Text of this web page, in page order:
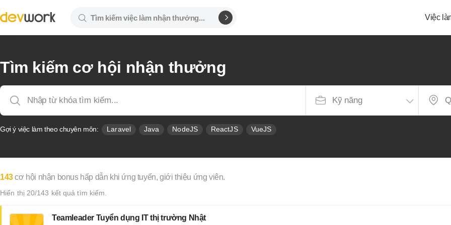
Việc
Tìm kiếm cơ hội nhận thưởng
Gợi ý việc làm theo chuyên môn: Laravel Java NodeJS ReactJS VueJS
143cơ hội nhận bonus hấp dẫn khi ứng tuyển, giới thiệu ứng viên.
Hiển thị 20/143 kết quả tìm kiếm.
Teamleader Tuyển dụng IT thị trường Nhật